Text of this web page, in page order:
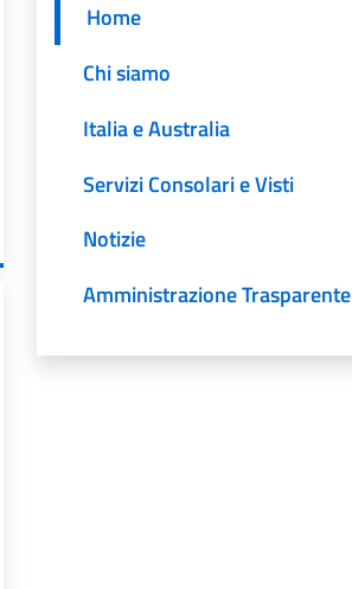
Home
Chi siamo
Italia e Australia
Servizi Consolari e Visti
Notizie
Amministrazione Trasparente